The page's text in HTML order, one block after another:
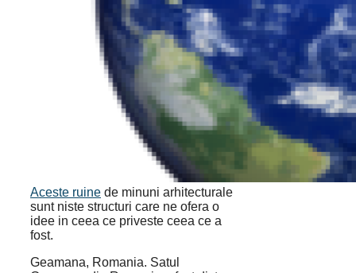
Aceste ruine de minuni arhitecturale
sunt niste structuri care ne ofera o
idee in ceea ce priveste ceea ce a
fost.
Geamana, Romania. Satul